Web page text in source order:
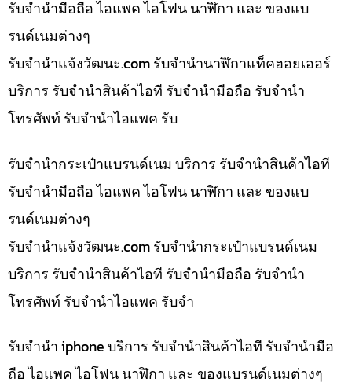
รับจำนำมือถือ ไอแพค ไอโฟน นาฬิกา และ ของแบ
รนด์เนมต่างๆ
รับจํานําแจ้งวัฒนะ.com รับจำนำนาฬิกาแท็คฮอยเออร์
บริการ รับจำนำสินค้าไอที รับจำนำมือถือ รับจำนำ
โทรศัพท์ รับจำนำไอแพค รับ
รับจำนำกระเป๋าแบรนด์เนม บริการ รับจำนำสินค้าไอที
รับจำนำมือถือ ไอแพค ไอโฟน นาฬิกา และ ของแบ
รนด์เนมต่างๆ
รับจํานําแจ้งวัฒนะ.com รับจำนำกระเป๋าแบรนด์เนม
บริการ รับจำนำสินค้าไอที รับจำนำมือถือ รับจำนำ
โทรศัพท์ รับจำนำไอแพค รับจำ
รับจำนำ iphone บริการ รับจำนำสินค้าไอที รับจำนำมือ
ถือ ไอแพค ไอโฟน นาฬิกา และ ของแบรนด์เนมต่างๆ